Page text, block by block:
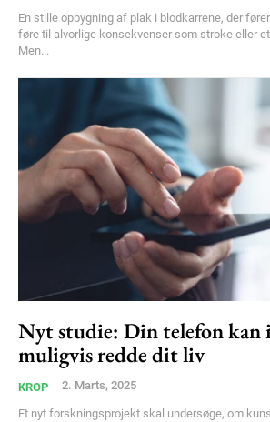
Etiam est nibh, lobortis sit
Ut mollis pellentesque tortor
Nullam eu erat condimentum
Donec quis est ac felis
Orci varius natoque dolor
YEARLY PRICING
En stille opbygning af plak i blodkarrene, der
føre til alvorlige konsekvenser som stroke eller
Men...
Nyt studie: Din telefon kan
muligvis redde dit liv
KROP 2. Marts, 2025
Et nyt forskningsprojekt skal undersøge, om